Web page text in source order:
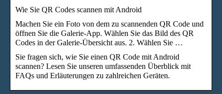
Wie Sie QR Codes scannen mit Android
Machen Sie ein Foto von dem zu scannenden QR Code und
öffnen Sie die Galerie-App. Wählen Sie das Bild des QR
Codes in der Galerie-Übersicht aus. 2. Wählen Sie …
Sie fragen sich, wie Sie einen QR Code mit Android
scannen? Lesen Sie unseren umfassenden Überblick mit
FAQs und Erläuterungen zu zahlreichen Geräten.